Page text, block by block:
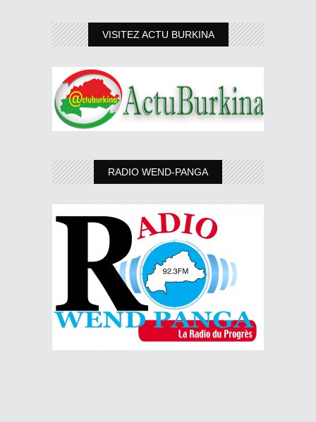
VISITEZ ACTU BURKINA
RADIO WEND-PANGA